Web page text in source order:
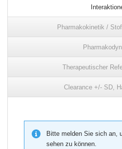
Pharmakokinetik /
Therapeutischer
Clearance +/- SD,
Bitte melden Sie sich an,
sehen zu können.